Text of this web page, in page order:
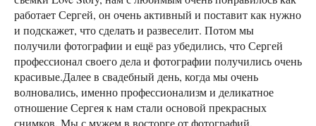
работает Сергей, он очень активный и поставит как нужно
и подскажет, что сделать и развеселит. Потом мы
получили фотографии и ещё раз убедились, что Сергей
профессионал своего дела и фотографии получились очень
красивые.Далее в свадебный день, когда мы очень
волновались, именно профессионализм и деликатное
отношение Сергея к нам стали основой прекрасных
снимков. Мы с мужем в восторге от фотографий,